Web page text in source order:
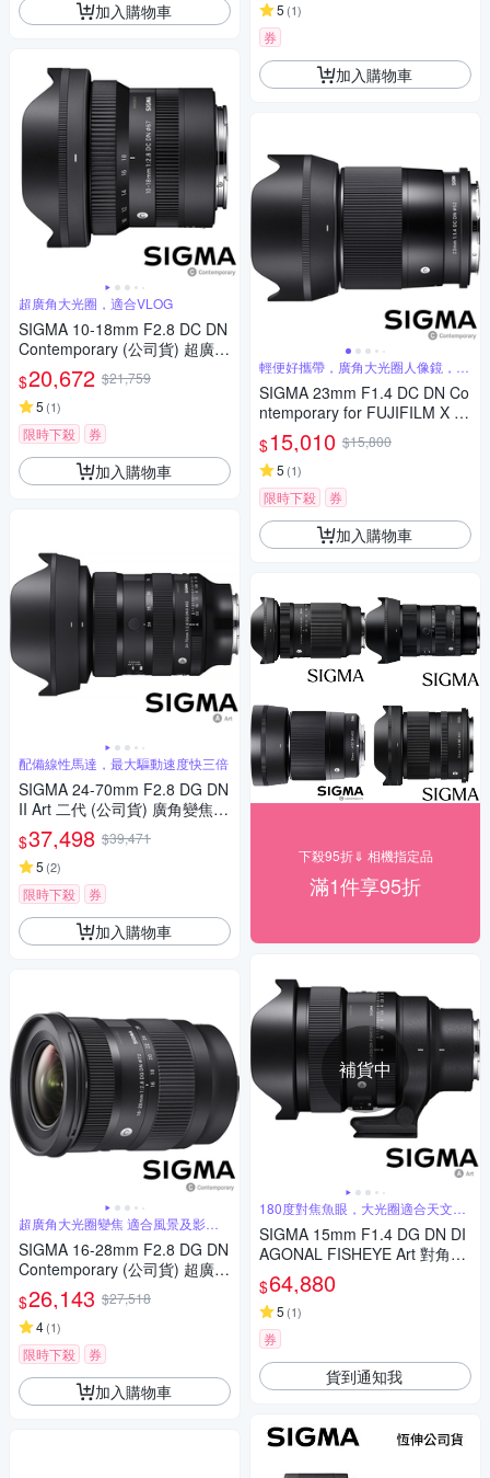
加入購物車
超廣角大光圈，適合VLOG
SIGMA 10-18mm F2.8 DC DN
Contemporary (公司貨) 超廣角
變焦鏡頭 APS-C 無反微單眼鏡
頭
$20,672 $21,759
5 (1)
限時下殺 券
加入購物車
配備線性馬達，最大驅動速度快三倍
SIGMA 24-70mm F2.8 DG DN
II Art 二代 (公司貨) 廣角變焦鏡
頭 全片幅無反微單眼鏡頭 旅遊
鏡 大三元
$37,498 $39,471
5 (2)
限時下殺 券
加入購物車
超廣角大光圈變焦 適合風景及影片
錄製
SIGMA 16-28mm F2.8 DG DN
Contemporary (公司貨) 超廣角
大光圈變焦鏡 全片幅微單眼鏡
頭
$26,143 $27,518
4(1)
限時下殺 券
加入購物車
5 (1)
券
加入購物車
輕便好攜帶，廣角大光圈人像鏡，美
麗淺景深
SIGMA 23mm F1.4 DC DN Co
ntemporary for FUJIFILM X 富
士接環 (公司貨) 廣角大光圈定
焦鏡 人像鏡 APS-C 無反微單眼
專用鏡頭
$15,010 $15,800
5 (1)
限時下殺 券
加入購物車
下殺95折⇓ 相機指定品
滿1件享95折
補貨中
180度對焦魚眼，大光圈適合天文攝
SIGMA 15mm F1.4 DG DN DI
AGONAL FISHEYE Art 對角魚
眼鏡頭 (公司貨) 全片幅無反微
單眼鏡頭 適合拍攝星空、銀
河、螢火蟲
$64,880
5 (1)
券
貨到通知我